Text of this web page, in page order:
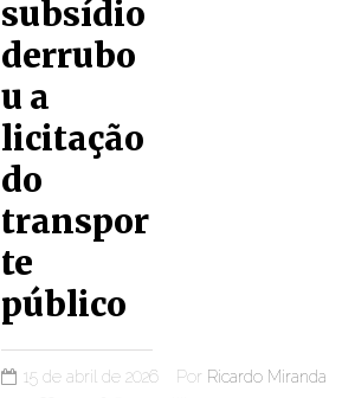
subsídio
derrubo
u a
licitação
do
transpor
te
público
15 de abril de 2026 Por Ricardo Miranda